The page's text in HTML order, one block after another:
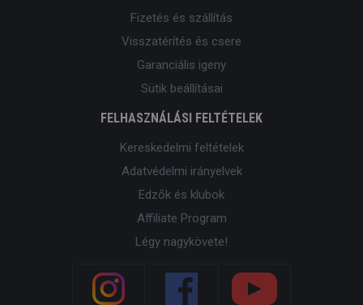
Fizetés és szállítás
Visszatérítés és csere
Garanciális igeny
Sütik beállításai
FELHASZNÁLÁSI FELTÉTELEK
Kereskedelmi feltételek
Adatvédelmi irányelvek
Edzők és klubok
Affiliate Program
Légy nagykövete!